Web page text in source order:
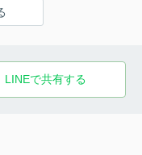
LINEで共有する